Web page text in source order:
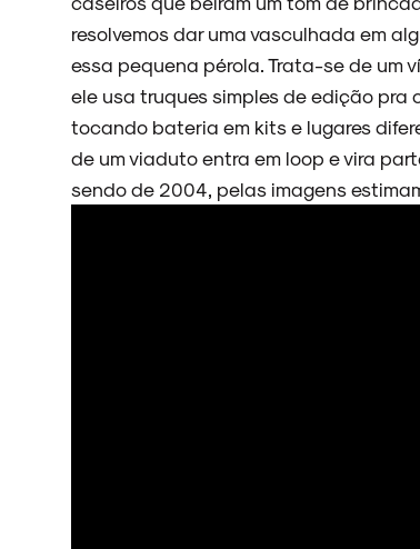
resolvemos dar uma vasculhada em
essa pequena pérola. Trata-se de um
ele usa truques simples de edição pra
tocando bateria em kits e lugares
de um viaduto entra em loop e vira
sendo de 2004, pelas imagens